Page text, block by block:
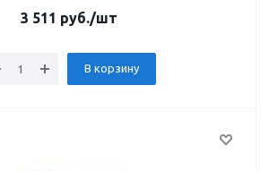
3 511 руб./шт
В корзину